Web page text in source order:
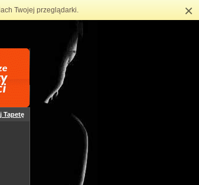
Twojej przeglądarki. ×
Tapetę